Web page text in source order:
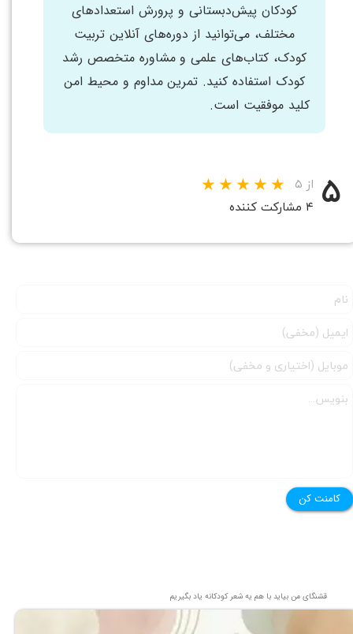
کودکان پیش‌دبستانی و پرورش استعدادهای
مختلف، می‌توانید از دوره‌های آنلاین تربیت
کودک، کتاب‌های علمی و مشاوره متخصص رشد
کودک استفاده کنید. تمرین مداوم و محیط امن
کلید موفقیت است.
۵ از ۵
۴ مشارکت کننده
کامنت کن
قشنگای من بيايد با هم یه شعر کودکانه ياد بگیریم